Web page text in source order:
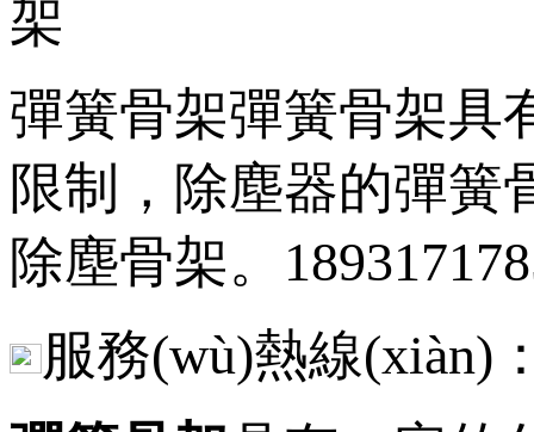
彈簧骨架彈簧骨架具有
限制，除塵器的
除塵骨架。
服務(wù)熱線(xiàn)